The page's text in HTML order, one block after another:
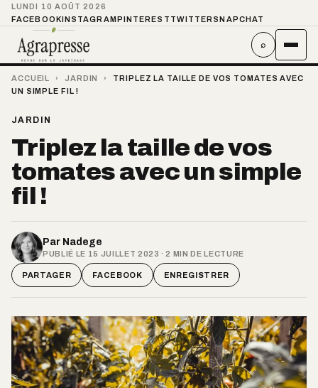
LUNDI 10 AOÛT 2026
FACEBOOKINSTAGRAMPINTEREST TWITTER SNAPCHAT
⌕
ACCUEIL › JARDIN ›
TRIPLEZ LA TAILLE DE VOS TOMATES AVEC
UN SIMPLE FIL !
JARDIN
Triplez la taille de vos
tomates avec un simple
fil !
Par Nadege
PUBLIÉ LE 15 JUILLET 2023 · 2 MIN DE LECTURE
PARTAGER FACEBOOK ENREGISTRER